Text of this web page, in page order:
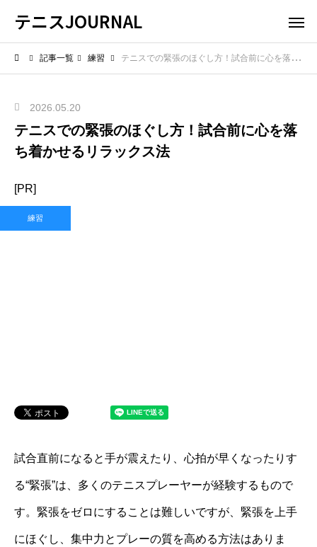
テニスJOURNAL
記事一覧 練習 テニスでの緊張のほぐし方！試合前に心を落ち着かせるリラックス法
2026.05.20
テニスでの緊張のほぐし方！試合前に心を落
ち着かせるリラックス法
[PR]
練習
試合直前になると手が震えたり、心拍が早くなったりす
る“緊張”は、多くのテニスプレーヤーが経験するもので
す。緊張をゼロにすることは難しいですが、緊張を上手
にほぐし、集中力とプレーの質を高める方法はありま